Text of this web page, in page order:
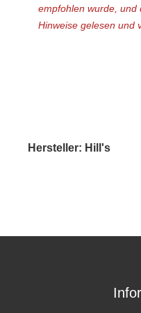
empfohlen wurde, und
Hinweise gelesen und
Hersteller: Hill's